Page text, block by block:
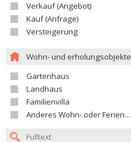
Verkauf (Angebot)
Kauf (Anfrage)
Versteigerung
Wohn- und erholungsobjekte
Gartenhaus
Landhaus
Familienvilla
Anderes Wohn- oder Ferienobjekt